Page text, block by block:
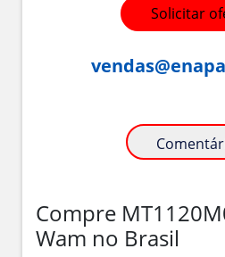
Solicitar
Compre
Wam no Brasil